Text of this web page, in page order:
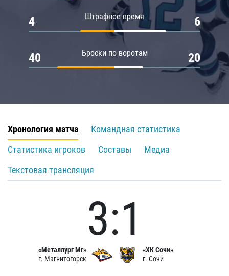
Штрафное время
4 6
Броски по воротам
40 20
Хронология матча
Командная статистика
Статистика игроков
Составы
Медиа
Текстовая трансляция
«Металлург Мг»
г. Магнитогорск
3:1
«ХК Сочи»
г. Сочи